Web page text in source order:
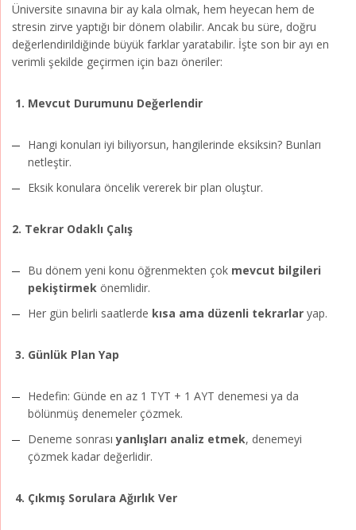
Üniversite sınavına bir ay kala olmak, hem heyecan hem de
stresin zirve yaptığı bir dönem olabilir. Ancak bu süre, doğru
değerlendirildiğinde büyük farklar yaratabilir. İşte son bir ayı en
verimli şekilde geçirmen için bazı öneriler:
1. Mevcut Durumunu Değerlendir
Hangi konuları iyi biliyorsun, hangilerinde eksiksin? Bunları
netleştir.
Eksik konulara öncelik vererek bir plan oluştur.
2. Tekrar Odaklı Çalış
Bu dönem yeni konu öğrenmekten çok mevcut bilgileri
pekiştirmek önemlidir.
Her gün belirli saatlerde kısa ama düzenli tekrarlar yap.
3. Günlük Plan Yap
Hedefin: Günde en az 1 TYT + 1 AYT denemesi ya da
bölünmüş denemeler çözmek.
Deneme sonrasıyanlışları analiz etmek, denemeyi
çözmek kadar değerlidir.
4. Çıkmış Sorulara Ağırlık Ver